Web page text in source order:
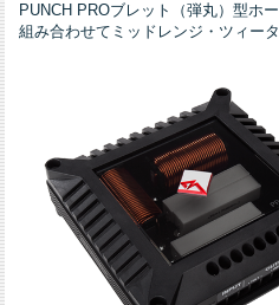
PUNCH PROブレット（弾丸）型ホ
組み合わせてミッドレンジ・ツィー